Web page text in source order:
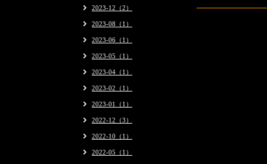
2023-12（2）
2023-08（1）
2023-06（1）
2023-05（1）
2023-04（1）
2023-02（1）
2023-01（1）
2022-12（3）
2022-10（1）
2022-05（1）